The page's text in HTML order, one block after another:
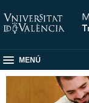
MENÚ